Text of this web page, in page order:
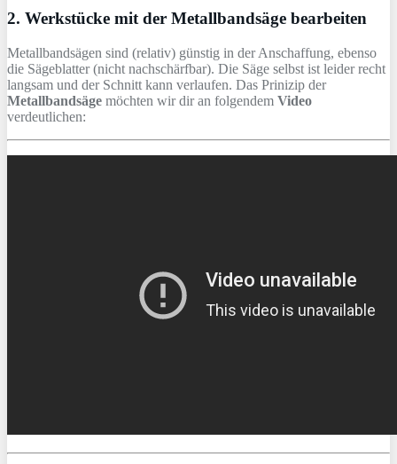
2. Werkstücke mit der Metallbandsäge bearbeiten
Metallbandsägen sind (relativ) günstig in der Anschaffung, ebenso
die Sägeblatter (nicht nachschärfbar). Die Säge selbst ist leider recht
langsam und der Schnitt kann verlaufen. Das Prinizip der
Metallbandsäge möchten wir dir an folgendem Video
verdeutlichen: